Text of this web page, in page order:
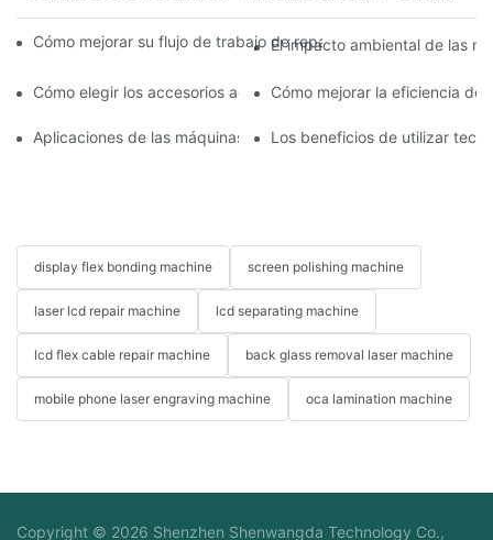
Cómo mejorar su flujo de trabajo de reparación de móviles con
El impacto ambiental de las
Cómo elegir los accesorios adecuados para la máquina de
Cómo mejorar la eficiencia de
Aplicaciones de las máquinas de reparación de teléfonos en el
Los beneficios de utilizar
display flex bonding machine screen polishing machine
laser lcd repair machine lcd separating machine
lcd flex cable repair machine back glass removal laser machine
mobile phone laser engraving machine oca lamination machine
Copyright © 2026 Shenzhen Shenwangda Technology Co.,